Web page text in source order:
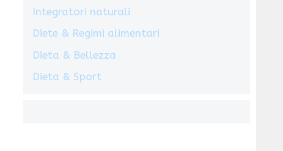
Integratori naturali
Diete & Regimi alimentari
Dieta & Bellezza
Dieta & Sport